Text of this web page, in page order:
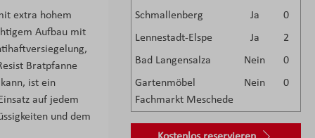
Schmallenberg
Ja
0
Lennestadt-Elspe
Ja
2
Bad Langensalza
Nein
0
Gartenmöbel
Fachmarkt Meschede
Nein 0
extra hohem
Aufbau mit
Bratpfanne
ist ein
auf jedem
und dem